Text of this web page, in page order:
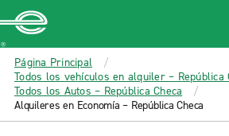
MAIN
CONTENT
Enterprise
Página Principal
Todos los vehículos en alquiler – República
Todos los Autos – República Checa
Alquileres en Economía – República Checa